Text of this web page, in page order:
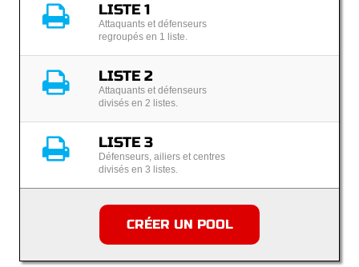
LISTE 1
Attaquants et défenseurs
regroupés en 1 liste.
LISTE 2
Attaquants et défenseurs
divisés en 2 listes.
LISTE 3
Défenseurs, ailiers et centres
divisés en 3 listes.
CRÉER UN POOL